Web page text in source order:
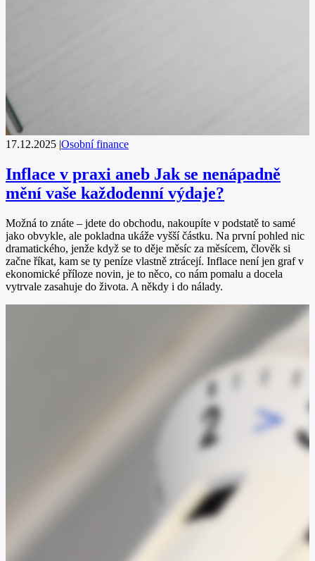
17.12.2025 |Osobní finance
Inflace v praxi aneb Jak se nenápadně
mění vaše každodenní výdaje?
Možná to znáte – jdete do obchodu, nakoupíte v podstatě to samé
jako obvykle, ale pokladna ukáže vyšší částku. Na první pohled nic
dramatického, jenže když se to děje měsíc za měsícem, člověk si
začne říkat, kam se ty peníze vlastně ztrácejí. Inflace není jen graf v
ekonomické příloze novin, je to něco, co nám pomalu a docela
vytrvale zasahuje do života. A někdy i do nálady.